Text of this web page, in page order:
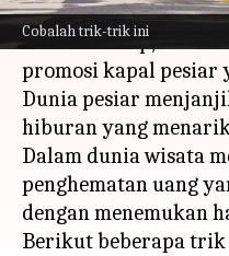
Cobalah trik-trik ini
Naik kapal pesiar
seumur hidup,
promosi kapal pesiar
Dunia pesiar
hiburan yang
Dalam dunia wisata
penghematan uang
dengan menemukan
Berikut beberapa